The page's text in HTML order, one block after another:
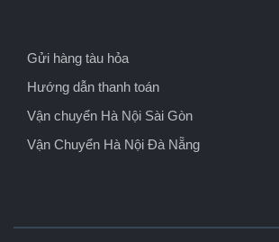
Gửi hàng tàu hỏa
Hướng dẫn thanh toán
Vận chuyển Hà Nội Sài Gòn
Vận Chuyển Hà Nội Đà Nẵng